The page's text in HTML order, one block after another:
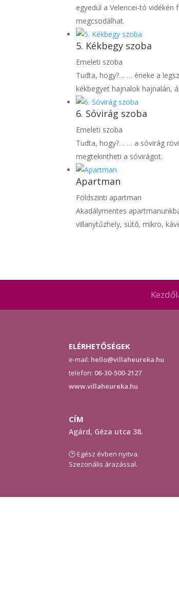
egyedül a Velencei-tó
megcsodálhat.
5. Kékbegy szoba
Emeleti szoba
Tudta, hogy?… … éneke a
kékbegyet hajnalok hajnalán,
6. Sóvirág szoba
Emeleti szoba
Tudta, hogy?… … a sóvirág
megtekintheti a sóvirágot.
Apartman
Földszinti apartman
Akadálymentes
villanytűzhely, sütő, mikro,
ELÉRHETŐSÉGEK
e-mail: hello@villaheureka.hu
telefon: 06-30-500-2127
www.villaheureka.hu
CÍM
Agárd, Géza utca 38.
🕑 Egész évben nyitva.
Szezonális árazással.